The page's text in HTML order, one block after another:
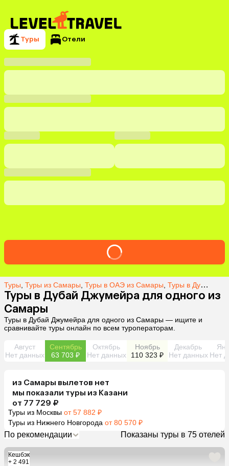
Туры Отели
Туры Туры из Самары Туры в ОАЭ из Самары Туры в Дубаи Джумейру из Самары
Туры в Дубай Джумейра для одного из
Самары
Туры в Дубай Джумейра для одного из Самары — ищите и
сравнивайте туры онлайн по всем туроператорам.
Август
Нет данных
Сентябрь
63 703 ₽
Октябрь
Нет данных
Ноябрь
110 323 ₽
Декабрь
Нет данных Нет
из Самары вылетов нет
мы показали туры из Казани
от 77 729 ₽
Туры из Москвы от 57 882 ₽
Туры из Нижнего Новгорода от 80 570 ₽
По рекомендации Показаны туры в 75 отелей
Кешбэк
+ 2 491